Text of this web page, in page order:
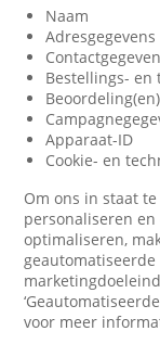
Naam
Adresgegevens
Bestellings- en
Apparaat-ID
Cookie- en
Om ons in staat
personaliseren
optimaliseren,
voor meer